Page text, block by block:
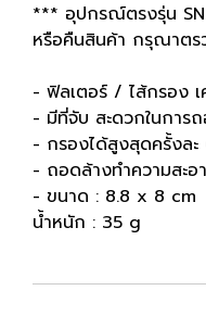
*** อุปกรณ์ตรงรุ่น
หรือคืนสินค้า กรุณาต
- ฟิลเตอร์ / ไส้กรอง
- มีที่จับ สะดวกในการ
- กรองได้สูงสุดครั้งล
- ถอดล้างทำความสะอ
- ขนาด : 8.8 x 8 cm
น้ำหนัก : 35 g